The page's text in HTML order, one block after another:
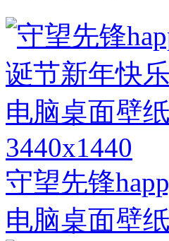
3440x1440
守望先锋
电脑桌面壁纸